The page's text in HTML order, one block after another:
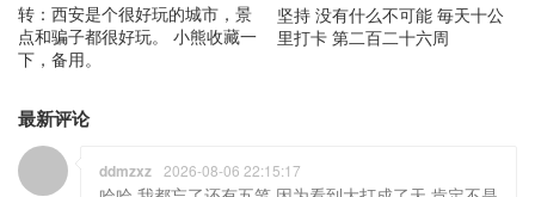
转：西安是个很好玩的城市，景
点和骗子都很好玩。 小熊收藏一
下，备用。
坚持 没有什么不可能 毎天十公
里打卡 第二百二十六周
最新评论
ddmzxz 2026-08-06 22:15:17